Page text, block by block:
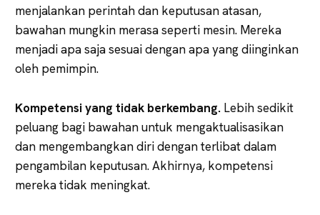
menjalankan perintah dan keputusan atasan,
bawahan mungkin merasa seperti mesin. Mereka
menjadi apa saja sesuai dengan apa yang diinginkan
oleh pemimpin.
Kompetensi yang tidak berkembang. Lebih sedikit
peluang bagi bawahan untuk mengaktualisasikan
dan mengembangkan diri dengan terlibat dalam
pengambilan keputusan. Akhirnya, kompetensi
mereka tidak meningkat.